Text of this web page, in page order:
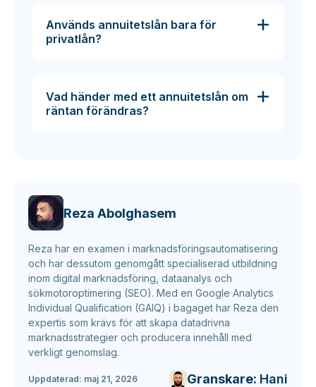
Används annuitetslån bara för
privatlån?
Vad händer med ett annuitetslån om
räntan förändras?
Reza Abolghasem
Reza har en examen i marknadsföringsautomatisering
och har dessutom genomgått specialiserad utbildning
inom digital marknadsföring, dataanalys och
sökmotoroptimering (SEO). Med en Google Analytics
Individual Qualification (GAIQ) i bagaget har Reza den
expertis som krävs för att skapa datadrivna
marknadsstrategier och producera innehåll med
verkligt genomslag.
Uppdaterad: maj 21, 2026 Granskare: Hani